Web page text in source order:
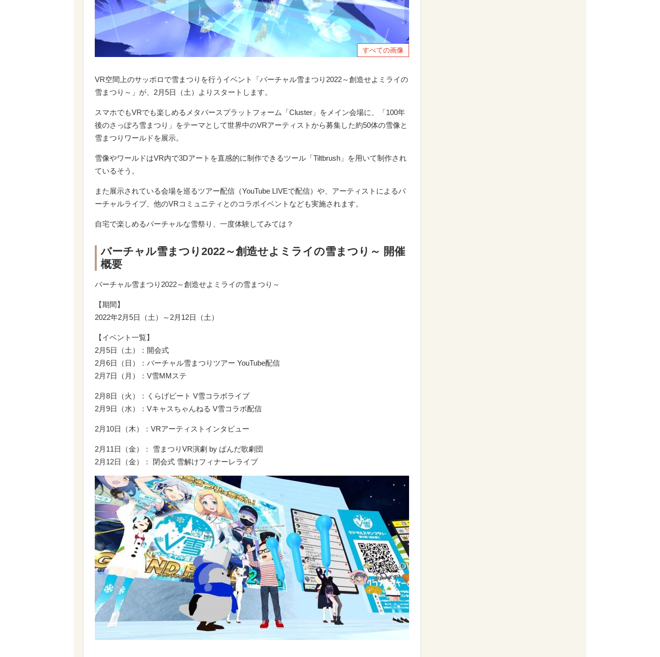
すべての画像
VR空間上のサッポロで雪まつりを行うイベント「バーチャル雪まつり2022～創造せよミライの
雪まつり～」が、2月5日（土）よりスタートします。
スマホでもVRでも楽しめるメタバースプラットフォーム「Cluster」をメイン会場に、「100年
後のさっぽろ雪まつり」をテーマとして世界中のVRアーティストから募集した約50体の雪像と
雪まつりワールドを展示。
雪像やワールドはVR内で3Dアートを直感的に制作できるツール「Tiltbrush」を用いて制作され
ているそう。
また展示されている会場を巡るツアー配信（YouTube LIVEで配信）や、アーティストによるバ
ーチャルライブ、他のVRコミュニティとのコラボイベントなども実施されます。
自宅で楽しめるバーチャルな雪祭り、一度体験してみては？
バーチャル雪まつり2022～創造せよミライの雪まつり～ 開催
概要
バーチャル雪まつり2022～創造せよミライの雪まつり～
【期間】
2022年2月5日（土）～2月12日（土）
【イベント一覧】
2月5日（土）：開会式
2月6日（日）：バーチャル雪まつりツアー YouTube配信
2月7日（月）：V雪MMステ
2月8日（火）：くらげビート V雪コラボライブ
2月9日（水）：Vキャスちゃんねる V雪コラボ配信
2月10日（木）：VRアーティストインタビュー
2月11日（金）： 雪まつりVR演劇 by ぱんだ歌劇団
2月12日（金）： 閉会式 雪解けフィナーレライブ